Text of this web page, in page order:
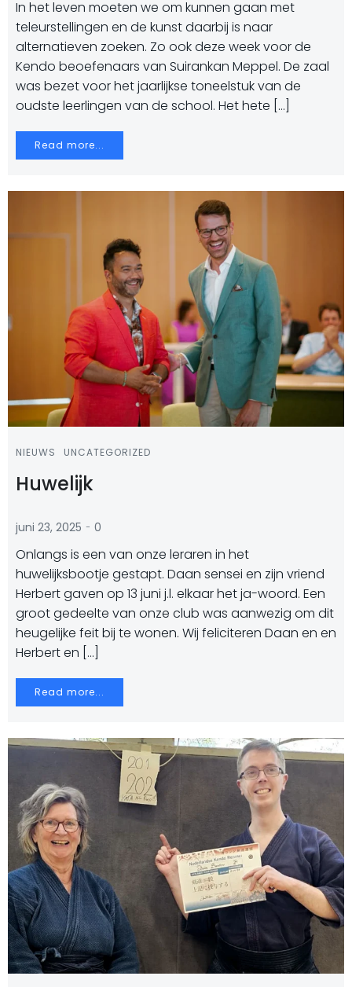
In het leven moeten we om kunnen gaan met
teleurstellingen en de kunst daarbij is naar
alternatieven zoeken. Zo ook deze week voor de
Kendo beoefenaars van Suirankan Meppel. De zaal
was bezet voor het jaarlijkse toneelstuk van de
oudste leerlingen van de school. Het hete […]
Read more...
NIEUWS UNCATEGORIZED
Huwelijk
juni 23, 2025 - 0
Onlangs is een van onze leraren in het
huwelijksbootje gestapt. Daan sensei en zijn vriend
Herbert gaven op 13 juni j.l. elkaar het ja-woord. Een
groot gedeelte van onze club was aanwezig om dit
heugelijke feit bij te wonen. Wij feliciteren Daan en en
Herbert en […]
Read more...